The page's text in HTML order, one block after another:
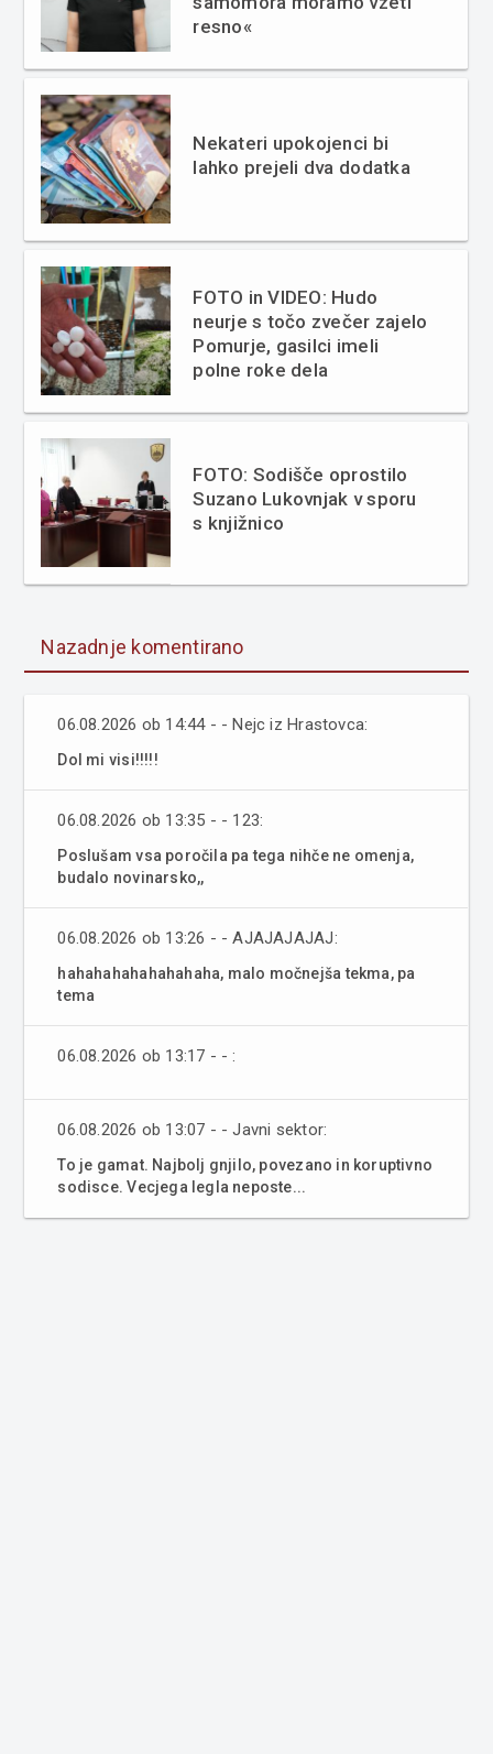
resno«
Nekateri upokojenci bi
lahko prejeli dva dodatka
FOTO in VIDEO: Hudo
neurje s točo zvečer zajelo
Pomurje, gasilci imeli
polne roke dela
FOTO: Sodišče oprostilo
Suzano Lukovnjak v sporu
s knjižnico
Nazadnje komentirano
06.08.2026 ob 14:44 - - Nejc iz Hrastovca:
Dol mi visi!!!!!
06.08.2026 ob 13:35 - - 123:
Poslušam vsa poročila pa tega nihče ne omenja,
budalo novinarsko,,
06.08.2026 ob 13:26 - - AJAJAJAJAJ:
hahahahahahahahaha, malo močnejša tekma, pa
tema
06.08.2026 ob 13:17 - - :
06.08.2026 ob 13:07 - - Javni sektor:
To je gamat. Najbolj gnjilo, povezano in koruptivno
sodisce. Vecjega legla neposte...